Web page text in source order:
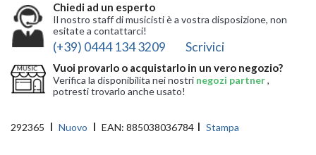
Chiedi ad un esperto
Il nostro staff di musicisti è a vostra disposizione, non
esitate a contattarci!
(+39) 0444 134 3209 Scrivici
Vuoi provarlo o acquistarlo in un vero negozio?
Verifica la disponibilita nei nostri negozi partner,
potresti trovarlo anche usato!
292365 Nuovo EAN: 885038036784 Stampa